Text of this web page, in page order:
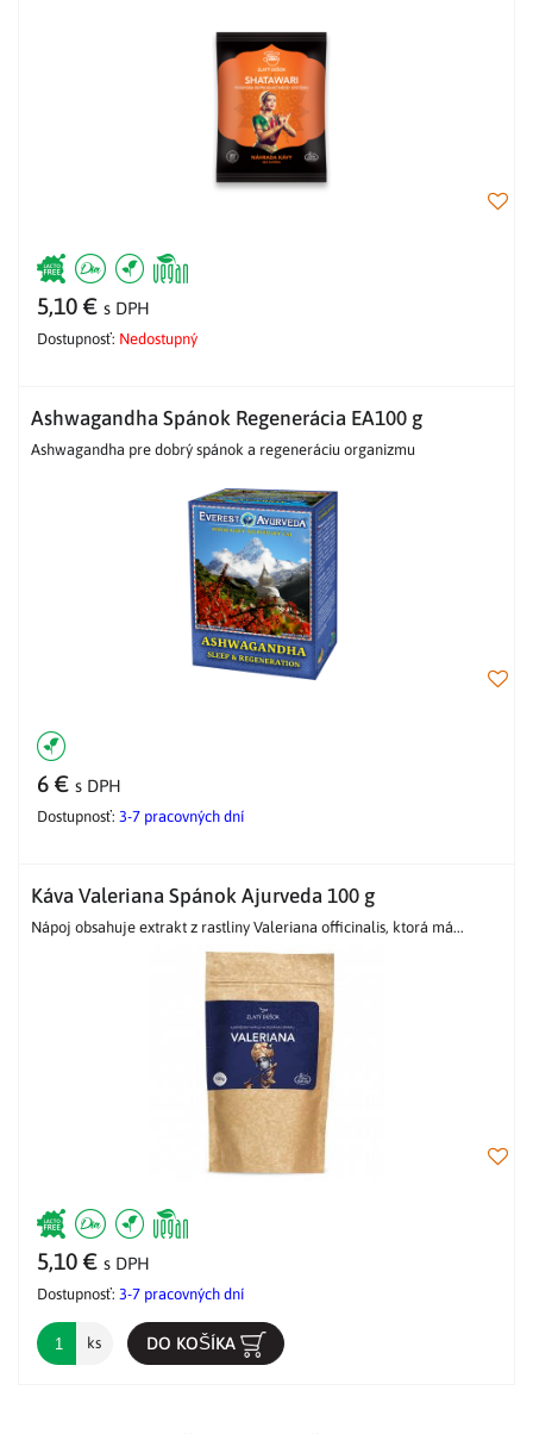
5,10 € s DPH
Dostupnosť: Nedostupný
Ashwagandha Spánok Regenerácia EA100 g
Ashwagandha pre dobrý spánok a regeneráciu organizmu
6 € s DPH
Dostupnosť: 3-7 pracovných dní
Káva Valeriana Spánok Ajurveda 100 g
Nápoj obsahuje extrakt z rastliny Valeriana officinalis, ktorá má...
5,10 € s DPH
Dostupnosť: 3-7 pracovných dní
ks DO KOŠÍKA